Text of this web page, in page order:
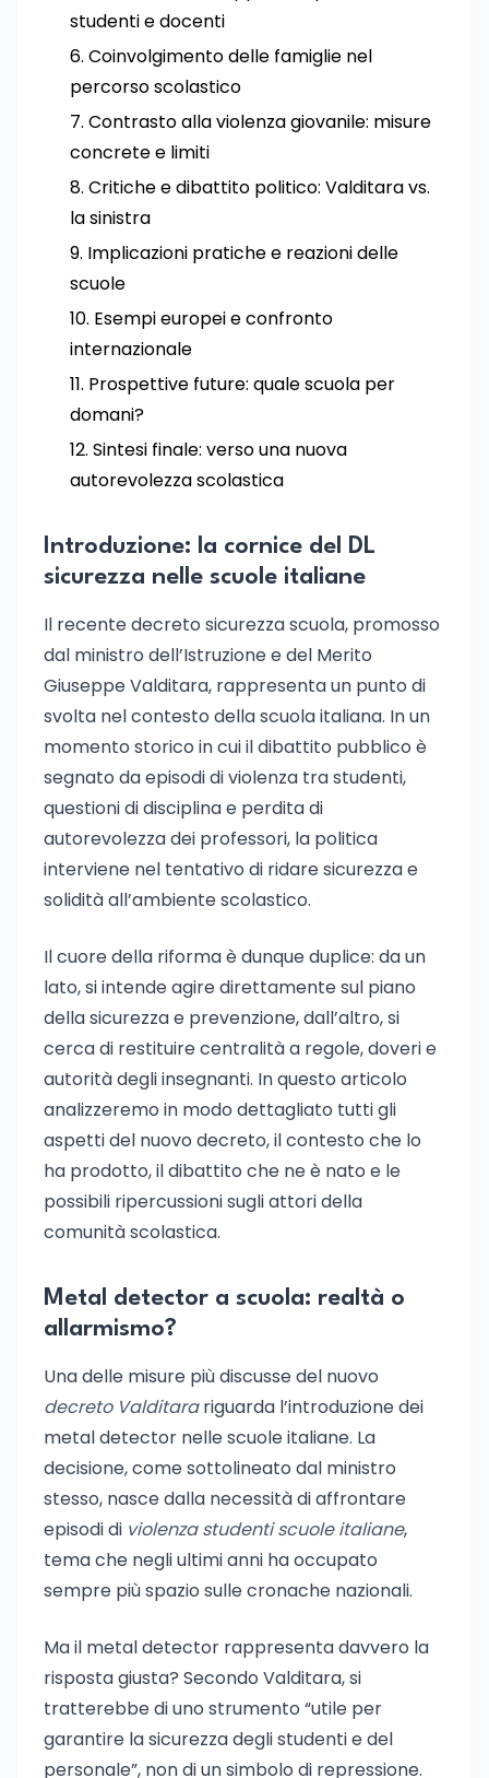
studenti e docenti
Coinvolgimento delle famiglie nel
percorso scolastico
Contrasto alla violenza giovanile: misure
concrete e limiti
Critiche e dibattito politico: Valditara vs.
la sinistra
Implicazioni pratiche e reazioni delle
scuole
Esempi europei e confronto
internazionale
Prospettive future: quale scuola per
domani?
Sintesi finale: verso una nuova
autorevolezza scolastica
Introduzione: la cornice del DL
sicurezza nelle scuole italiane
Il recente decreto sicurezza scuola, promosso
dal ministro dell’Istruzione e del Merito
Giuseppe Valditara, rappresenta un punto di
svolta nel contesto della scuola italiana. In un
momento storico in cui il dibattito pubblico è
segnato da episodi di violenza tra studenti,
questioni di disciplina e perdita di
autorevolezza dei professori, la politica
interviene nel tentativo di ridare sicurezza e
solidità all’ambiente scolastico.
Il cuore della riforma è dunque duplice: da un
lato, si intende agire direttamente sul piano
della sicurezza e prevenzione, dall’altro, si
cerca di restituire centralità a regole, doveri e
autorità degli insegnanti. In questo articolo
analizzeremo in modo dettagliato tutti gli
aspetti del nuovo decreto, il contesto che lo
ha prodotto, il dibattito che ne è nato e le
possibili ripercussioni sugli attori della
comunità scolastica.
Metal detector a scuola: realtà o
allarmismo?
Una delle misure più discusse del nuovo
decreto Valditarariguarda l’introduzione dei
metal detector nelle scuole italiane. La
decisione, come sottolineato dal ministro
stesso, nasce dalla necessità di affrontare
episodi di violenza studenti scuole italiane,
tema che negli ultimi anni ha occupato
sempre più spazio sulle cronache nazionali.
Ma il metal detector rappresenta davvero la
risposta giusta? Secondo Valditara, si
tratterebbe di uno strumento “utile per
garantire la sicurezza degli studenti e del
personale”, non di un simbolo di repressione.